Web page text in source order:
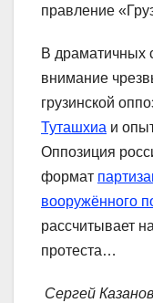
правление
В драматичных
внимание
грузинской
Туташхиа и
Оппозиция
формат
вооружённого
рассчитывает
протеста…
Сергей